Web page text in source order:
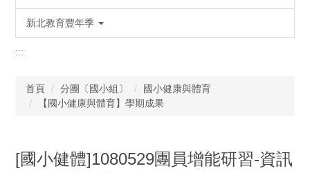
新北教育豐年季
:::
首頁 分團〔國小組〕
國小健康與體育
【國小健康與體育】學期成果
[國小健體]1080529團員增能研習-資訊